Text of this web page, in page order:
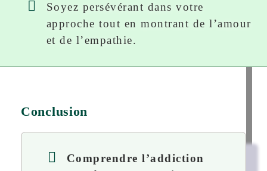
Soyez persévérant dans votre
approche tout en montrant de l’amour
et de l’empathie.
Conclusion
Comprendre l’addiction